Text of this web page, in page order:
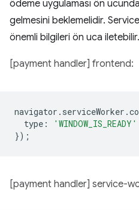
ödeme uygulaması ön
gelmesini beklemelidir.
önemli bilgileri ön uca iletebilir.
[payment handler] frontend:
navigator . serviceWorker .
type :
'WINDOW_IS_READY'
});
[payment handler] service-